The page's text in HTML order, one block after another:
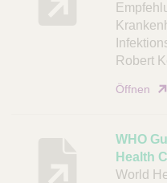
s
c
h
r
e
u
n
Robert
Öffnen
WHO
Health
World